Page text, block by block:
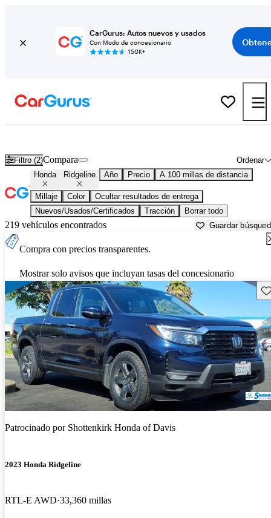
CarGurus: Autos nuevos y usados
Con Modo de concesionario
150K+
Filtro (2) Ordenar
Compara
Honda Ridgeline Año Precio A 100 millas de distancia
Millaje Color
Ocultar resultados de entrega
Nuevos/Usados/Certificados
Tracción Borrar todo
219 vehículos encontrados Guardar
Compra con precios transparentes.
Mostrar solo avisos que incluyan tasas del concesionario
Patrocinado por Shottenkirk Honda of Davis
2023 Honda Ridgeline
RTL-E AWD 33,360 millas